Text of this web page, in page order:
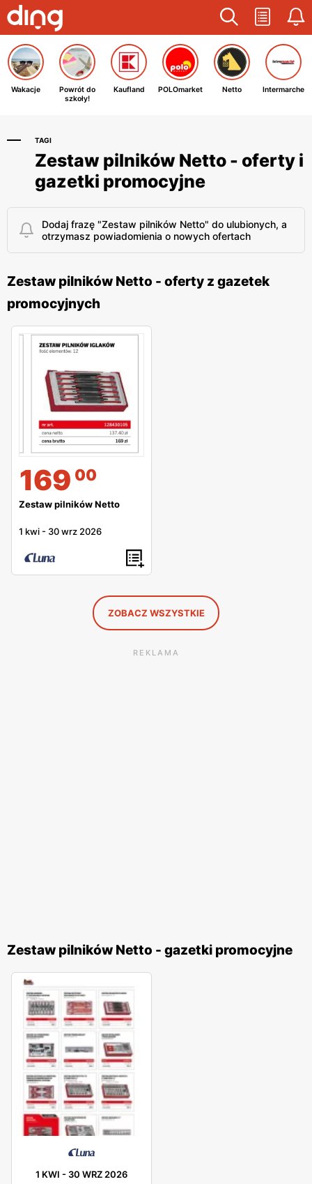
Wakacje
Powrót do
szkoły!
Kaufland POLOmarket Netto Intermarche
TAGI
Zestaw pilników Netto - oferty i
gazetki promocyjne
Dodaj frazę "Zestaw pilników Netto" do ulubionych, a
otrzymasz powiadomienia o nowych ofertach
Zestaw pilników Netto - oferty z gazetek
promocyjnych
169 00
Zestaw pilników Netto
1 kwi - 30 wrz 2026
ZOBACZ WSZYSTKIE
REKLAMA
Zestaw pilników Netto - gazetki promocyjne
1 KWI - 30 WRZ 2026